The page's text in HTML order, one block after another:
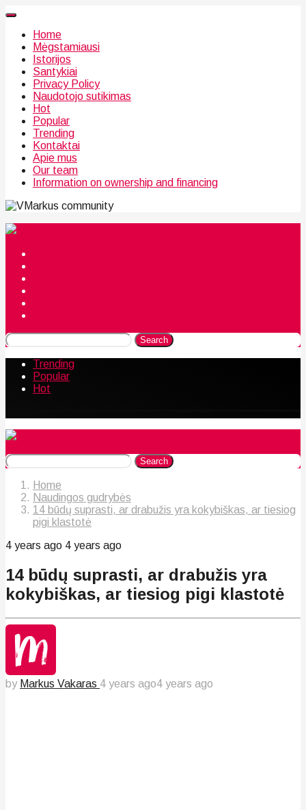
Home
Mėgstamiausi
Istorijos
Santykiai
Privacy Policy
Naudotojo sutikimas
Hot
Popular
Trending
Kontaktai
Apie mus
Our team
Information on ownership and financing
community
Search
Trending
Popular
Hot
Search
Home
Naudingos gudrybės
14 būdų suprasti, ar drabužis yra kokybiškas, ar tiesiog
pigi klastotė
4 years ago 4 years ago
14 būdų suprasti, ar drabužis yra
kokybiškas, ar tiesiog pigi klastotė
by Markus Vakaras 4 years ago4 years ago